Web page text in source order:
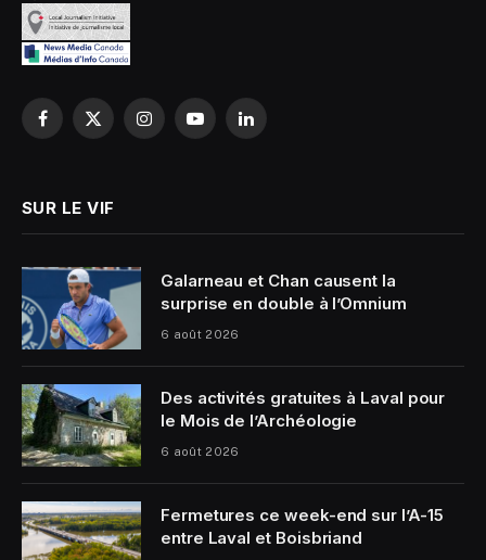
Facebook
X
InstagramYouTubeLinkedIn
SUR LE VIF
Galarneau et Chan causent la
surprise en double à l’Omnium
6 août 2026
Des activités gratuites à Laval pour
le Mois de l’Archéologie
6 août 2026
Fermetures ce week-end sur l’A-15
entre Laval et Boisbriand